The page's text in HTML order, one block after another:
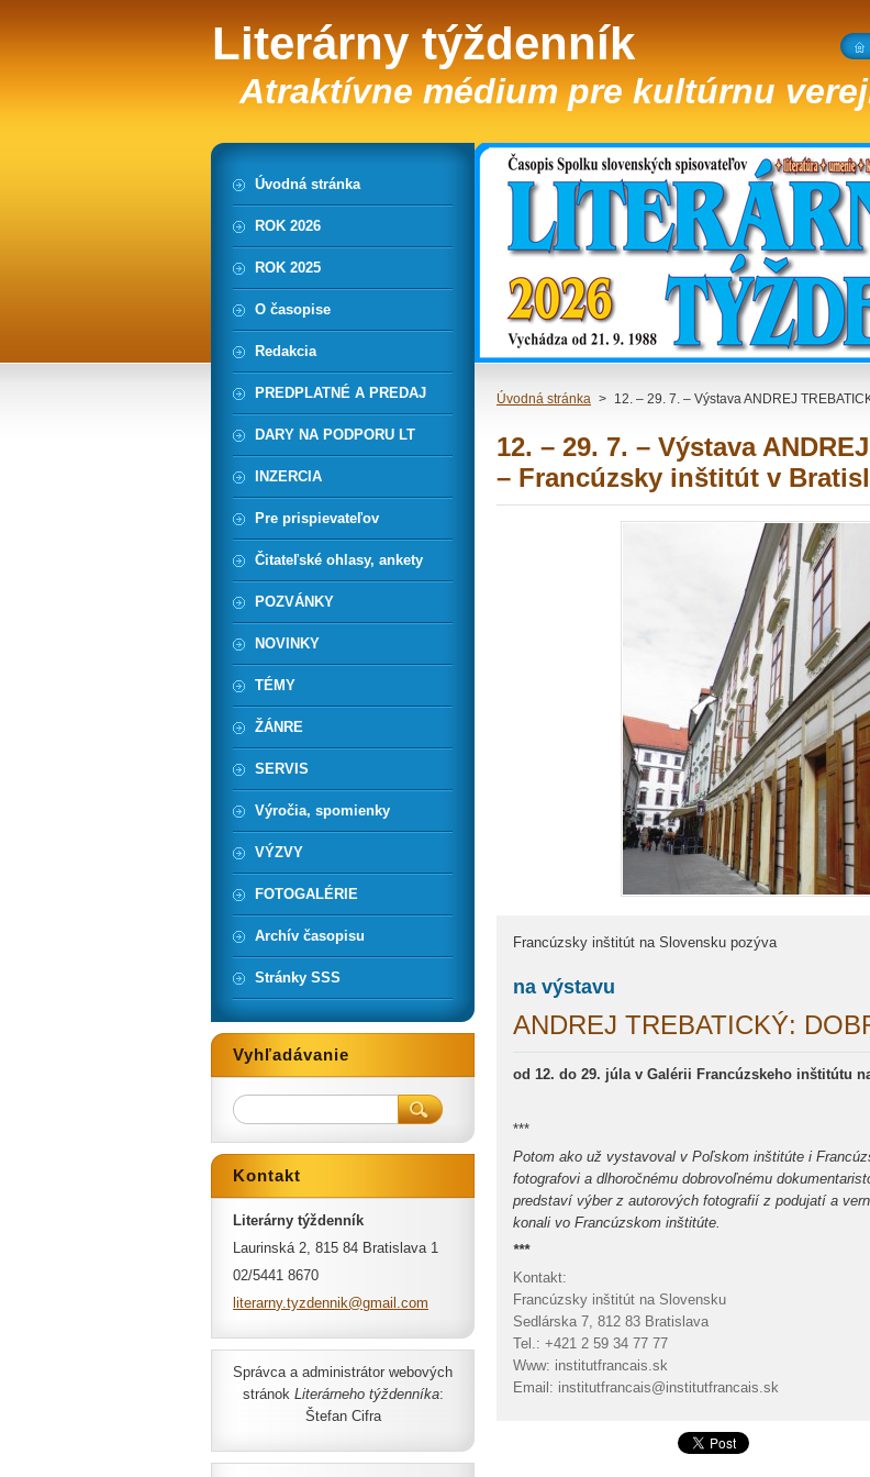
Literárny týždenník
Atraktívne médium pre kultúrnu
Úvodná stránka > 12. – 29. 7. – Výstava ANDREJ
12. – 29. 7. – Výstava
– Francúzsky inštitút v
Francúzsky inštitút na Slovensku pozýva
na výstavu
ANDREJ TREBATICKÝ:
od 12. do 29. júla v Galérii Francúzskeho inštitútu
***
Potom ako už vystavoval v Poľskom inštitúte i
fotografovi a dlhoročnému dobrovoľnému
predstaví výber z autorových fotografií z podujatí a
konali vo Francúzskom inštitúte.
***
Kontakt:
Francúzsky inštitút na Slovensku
Sedlárska 7, 812 83 Bratislava
Tel.: +421 2 59 34 77 77
Www: institutfrancais.sk
Email: institutfrancais@institutfrancais.sk
Úvodná stránka
ROK 2026
ROK 2025
O časopise
Redakcia
PREDPLATNÉ A PREDAJ
DARY NA PODPORU LT
INZERCIA
Pre prispievateľov
Čitateľské ohlasy, ankety
POZVÁNKY
NOVINKY
TÉMY
ŽÁNRE
SERVIS
Výročia, spomienky
VÝZVY
FOTOGALÉRIE
Archív časopisu
Stránky SSS
Vyhľadávanie
Kontakt
Literárny týždenník
Laurinská 2, 815 84 Bratislava 1
02/5441 8670
literarny.tyzdennik@gmai l.com
Správca a administrátor webových
stránok Literárneho týždenníka:
Štefan Cifra